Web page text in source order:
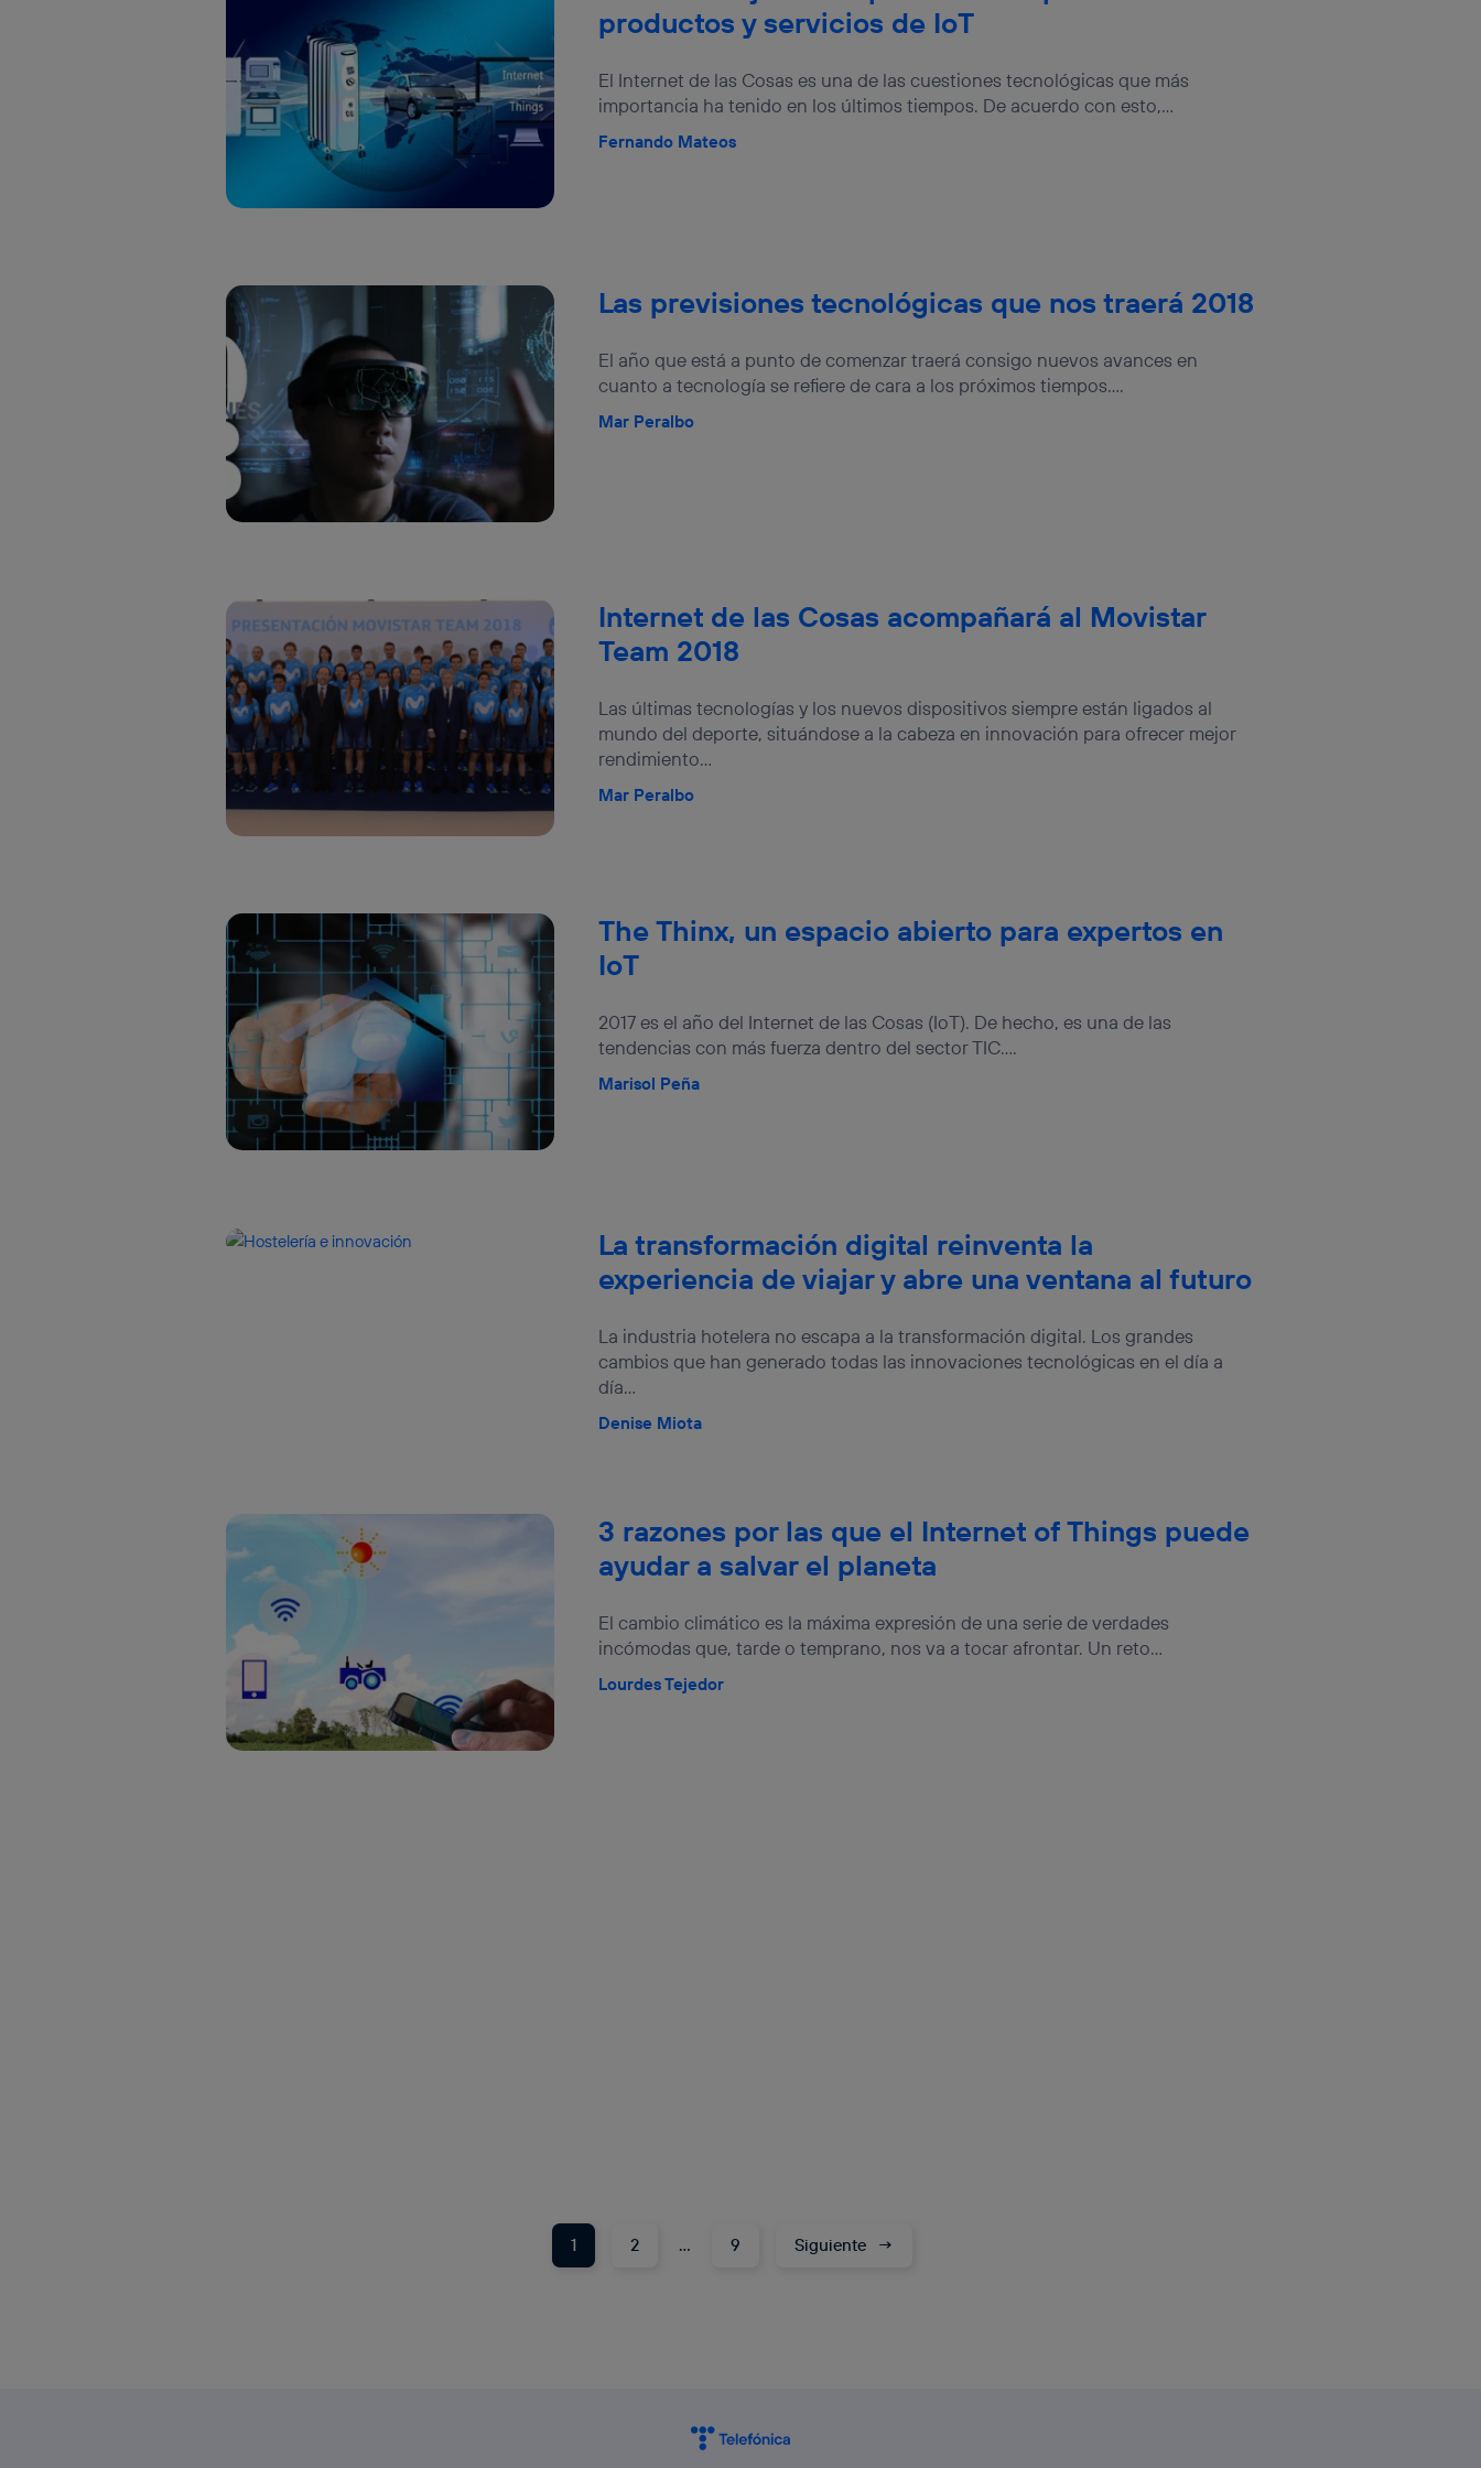
productos y servicios de IoT
El Internet de las Cosas es una de las cuestiones tecnológicas que más
importancia ha tenido en los últimos tiempos. De acuerdo con esto,...
Fernando Mateos
Las previsiones tecnológicas que nos traerá 2018
El año que está a punto de comenzar traerá consigo nuevos avances en
cuanto a tecnología se refiere de cara a los próximos tiempos....
Mar Peralbo
Internet de las Cosas acompañará al Movistar
Team 2018
Las últimas tecnologías y los nuevos dispositivos siempre están ligados al
mundo del deporte, situándose a la cabeza en innovación para ofrecer mejor
rendimiento...
Mar Peralbo
The Thinx, un espacio abierto para expertos en
IoT
2017 es el año del Internet de las Cosas (IoT). De hecho, es una de las
tendencias con más fuerza dentro del sector TIC....
Marisol Peña
La transformación digital reinventa la
experiencia de viajar y abre una ventana al futuro
La industria hotelera no escapa a la transformación digital. Los grandes
cambios que han generado todas las innovaciones tecnológicas en el día a
día...
Denise Miota
3 razones por las que el Internet of Things puede
ayudar a salvar el planeta
El cambio climático es la máxima expresión de una serie de verdades
incómodas que, tarde o temprano, nos va a tocar afrontar. Un reto...
Lourdes Tejedor
1 2 … 9 Siguiente →